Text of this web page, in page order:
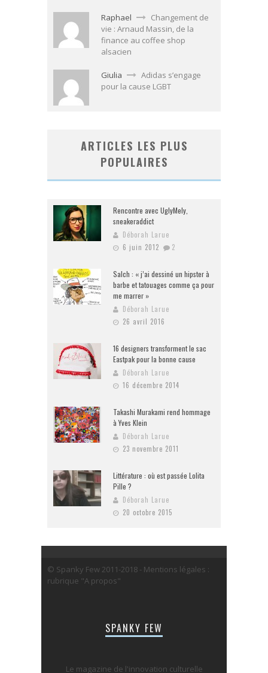
Raphael
Changement de
vie : Arnaud Massin, de la
finance au coffee shop
alsacien
Giulia
Adidas s’engage
pour la cause LGBT
ARTICLES LES PLUS
POPULAIRES
Rencontre avec UglyMely,
sneakeraddict
Déborah Larue
6 juin 2012
2
Salch : « j’ai dessiné un hipster à
barbe et tatouages comme ça pour
me marrer »
Déborah Larue
26 avril 2016
16 designers transforment le sac
Eastpak pour la bonne cause
Déborah Larue
16 décembre 2014
Takashi Murakami rend hommage
à Yves Klein
Déborah Larue
23 novembre 2011
Littérature : où est passée Lolita
Pille ?
Déborah Larue
20 octobre 2015
© Spanky Few 2011-2018 - Mentions légales :
rubrique "A propos"
SPANKY FEW
Le magazine de l'innovation culturelle